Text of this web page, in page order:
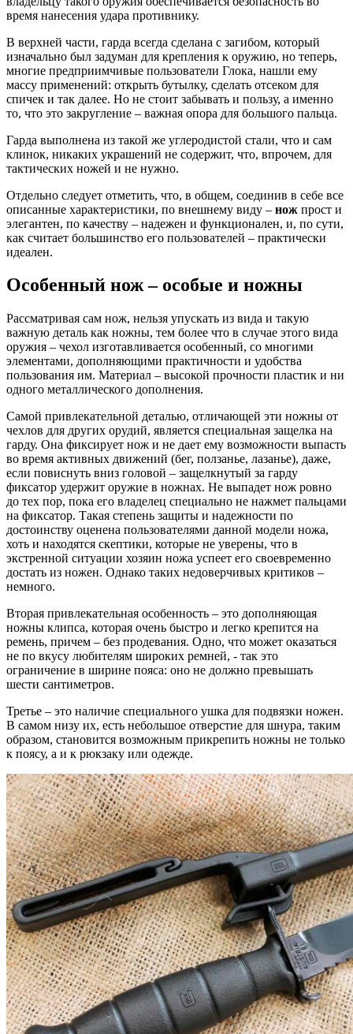
время нанесения удара противнику.
В верхней части, гарда всегда сделана с загибом, который
изначально был задуман для крепления к оружию, но теперь,
многие предприимчивые пользователи Глока, нашли ему
массу применений: открыть бутылку, сделать отсеком для
спичек и так далее. Но не стоит забывать и пользу, а именно
то, что это закругление – важная опора для большого пальца.
Гарда выполнена из такой же углеродистой стали, что и сам
клинок, никаких украшений не содержит, что, впрочем, для
тактических ножей и не нужно.
Отдельно следует отметить, что, в общем, соединив в себе все
описанные характеристики, по внешнему виду – нож прост и
элегантен, по качеству – надежен и функционален, и, по сути,
как считает большинство его пользователей – практически
идеален.
Особенный нож – особые и ножны
Рассматривая сам нож, нельзя упускать из вида и такую
важную деталь как ножны, тем более что в случае этого вида
оружия – чехол изготавливается особенный, со многими
элементами, дополняющими практичности и удобства
пользования им. Материал – высокой прочности пластик и ни
одного металлического дополнения.
Самой привлекательной деталью, отличающей эти ножны от
чехлов для других орудий, является специальная защелка на
гарду. Она фиксирует нож и не дает ему возможности выпасть
во время активных движений (бег, ползанье, лазанье), даже,
если повиснуть вниз головой – защелкнутый за гарду
фиксатор удержит оружие в ножнах. Не выпадет нож ровно
до тех пор, пока его владелец специально не нажмет пальцами
на фиксатор. Такая степень защиты и надежности по
достоинству оценена пользователями данной модели ножа,
хоть и находятся скептики, которые не уверены, что в
экстренной ситуации хозяин ножа успеет его своевременно
достать из ножен. Однако таких недоверчивых критиков –
немного.
Вторая привлекательная особенность – это дополняющая
ножны клипса, которая очень быстро и легко крепится на
ремень, причем – без продевания. Одно, что может оказаться
не по вкусу любителям широких ремней, - так это
ограничение в ширине пояса: оно не должно превышать
шести сантиметров.
Третье – это наличие специального ушка для подвязки ножен.
В самом низу их, есть небольшое отверстие для шнура, таким
образом, становится возможным прикрепить ножны не только
к поясу, а и к рюкзаку или одежде.